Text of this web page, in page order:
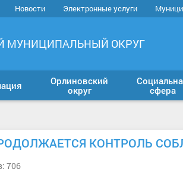
Новости Электронные услуги
МУНИЦИПАЛЬНЫЙ ОКРУГ
Орлиновский
округ
сфера
КОНТРОЛЬ
706